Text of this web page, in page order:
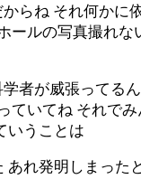
らね それ何かに
ルの写真撮れ
者が威張ってる
いてね それで
いうことは
れ発明しまっ